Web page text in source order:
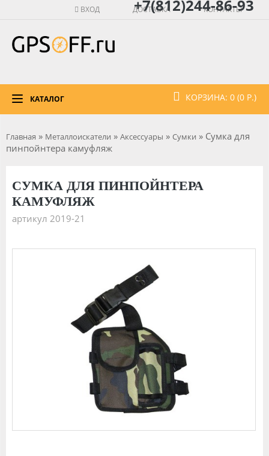
КОНТАКТЫ
ДОСТАВКА
ВХОД +7(812)244-86-93
КОРЗИНА: 0 (0 Р.)
КАТАЛОГ
Главная » Металлоискатели » Аксессуары » Сумки » Сумка для
пинпойнтера камуфляж
СУМКА ДЛЯ ПИНПОЙНТЕРА
КАМУФЛЯЖ
артикул 2019-21